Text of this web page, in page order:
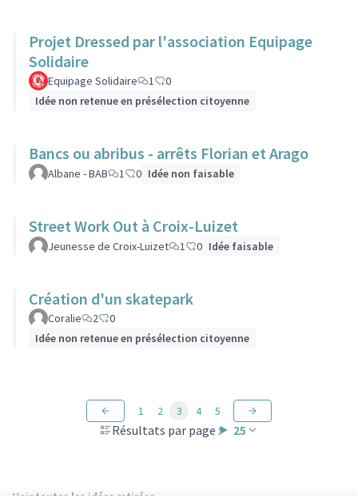
Projet Dressed par l'association Equipage
Solidaire
Equipage Solidaire 1
0
Idée non retenue en présélection citoyenne
Bancs ou abribus - arrêts Florian et Arago
Albane - BAB 1 0 Idée non faisable
Street Work Out à Croix-Luizet
Jeunesse de Croix-Luizet 1 0 Idée faisable
Création d'un skatepark
Coralie 2
0
Idée non retenue en présélection citoyenne
Résultats par page : 25
1 2 3 4 5
Voir toutes les idées retirées